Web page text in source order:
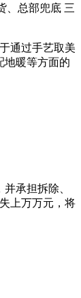
、总部兜底 三
通过手艺取美
地暖等方面的
承担拆除、
上万万元，将